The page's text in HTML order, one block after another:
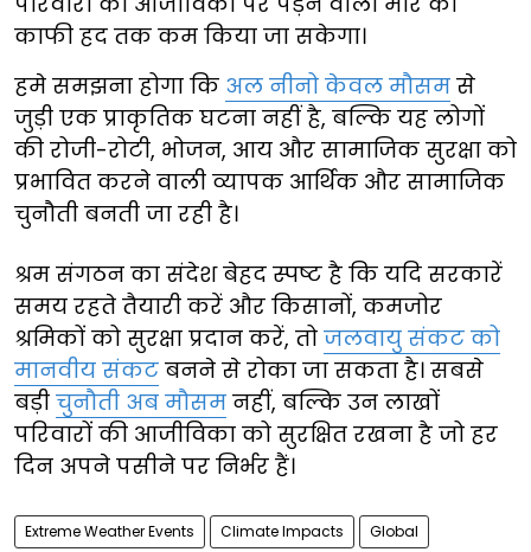
काफी हद तक कम किया जा सकेगा।
हमे समझना होगा कि अल नीनो केवल मौसम से
जुड़ी एक प्राकृतिक घटना नहीं है, बल्कि यह लोगों
की रोजी-रोटी, भोजन, आय और सामाजिक सुरक्षा को
प्रभावित करने वाली व्यापक आर्थिक और सामाजिक
चुनौती बनती जा रही है।
श्रम संगठन का संदेश बेहद स्पष्ट है कि यदि सरकारें
समय रहते तैयारी करें और किसानों, कमजोर
श्रमिकों को सुरक्षा प्रदान करें, तो जलवायु संकट को
मानवीय संकट बनने से रोका जा सकता है। सबसे
बड़ी चुनौती अब मौसम नहीं, बल्कि उन लाखों
परिवारों की आजीविका को सुरक्षित रखना है जो हर
दिन अपने पसीने पर निर्भर हैं।
Extreme Weather Events Climate Impacts Global